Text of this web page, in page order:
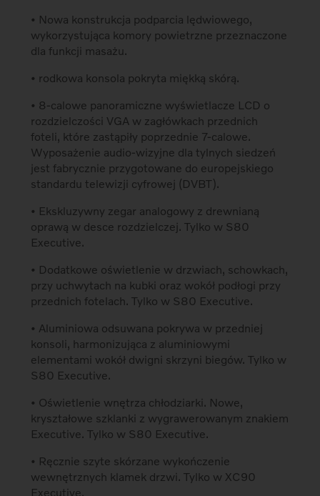
• Nowa konstrukcja podparcia lędwiowego,
wykorzystująca komory powietrzne przeznaczone
dla funkcji masażu.
• rodkowa konsola pokryta miękką skórą.
• 8-calowe panoramiczne wyświetlacze LCD o
rozdzielczości VGA w zagłówkach przednich
foteli, które zastąpiły poprzednie 7-calowe.
Wyposażenie audio-wizyjne dla tylnych siedzeń
jest fabrycznie przygotowane do europejskiego
standardu telewizji cyfrowej (DVBT).
• Ekskluzywny zegar analogowy z drewnianą
oprawą w desce rozdzielczej. Tylko w S80
Executive.
• Dodatkowe oświetlenie w drzwiach, schowkach,
przy uchwytach na kubki oraz wokół podłogi przy
przednich fotelach. Tylko w S80 Executive.
• Aluminiowa odsuwana pokrywa w przedniej
konsoli, harmonizująca z aluminiowymi
elementami wokół dwigni skrzyni biegów. Tylko w
S80 Executive.
• Oświetlenie wnętrza chłodziarki. Nowe,
kryształowe szklanki z wygrawerowanym znakiem
Executive. Tylko w S80 Executive.
• Ręcznie szyte skórzane wykończenie
wewnętrznych klamek drzwi. Tylko w XC90
Executive.